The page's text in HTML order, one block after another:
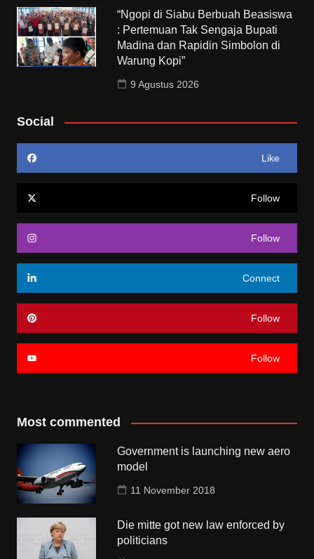
“Ngopi di Siabu Berbuah Beasiswa
: Pertemuan Tak Sengaja Bupati
Madina dan Rapidin Simbolon di
Warung Kopi”
9 Agustus 2026
Social
Like
Follow
Follow
Connect
Follow
Follow
Most commented
Government is launching new aero
model
11 November 2018
Die mitte got new law enforced by
politicians